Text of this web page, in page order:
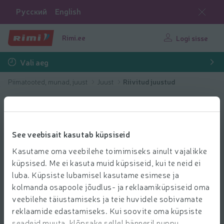
See veebisait kasutab küpsiseid
Kasutame oma veebilehe toimimiseks ainult vajalikke
küpsised. Me ei kasuta muid küpsiseid, kui te neid ei
luba. Küpsiste lubamisel kasutame esimese ja
kolmanda osapoole jõudlus- ja reklaamiküpsiseid oma
veebilehe täiustamiseks ja teie huvidele sobivamate
reklaamide edastamiseks. Kui soovite oma küpsiste
Русский English
Rimi.ee Logi sisse
Vali aeg
Piimatooted, munad, juust Juust Riivitud juustud